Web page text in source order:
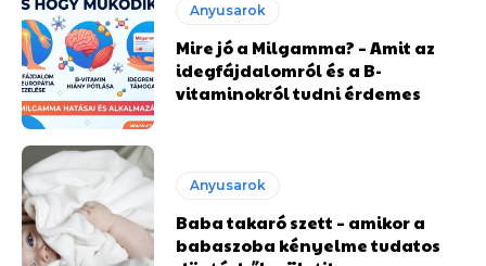
Anyusarok
Mire jó a Milgamma? – Amit az
idegfájdalomról és a B-
vitaminokról tudni érdemes
Anyusarok
Baba takaró szett – amikor a
babaszoba kényelme tudatos